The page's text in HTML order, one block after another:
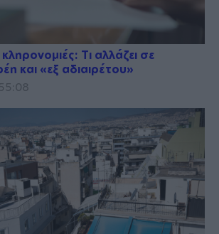
Τι αλλάζει σε
και «εξ αδιαιρέτου»